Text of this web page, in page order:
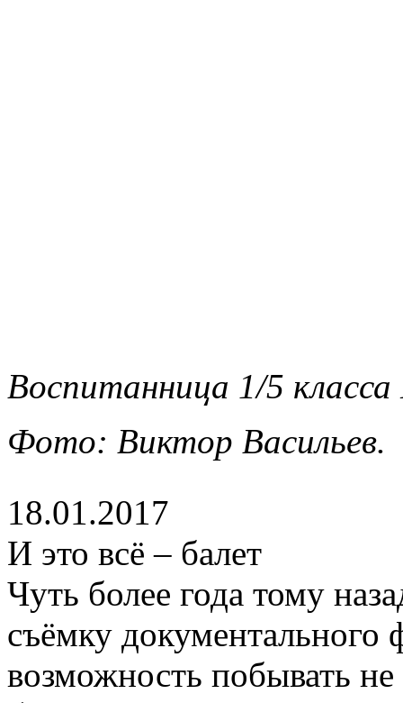
Воспитанница 1/5
Фото: Виктор Васильев.
18.01.2017
И это всё – балет
Чуть более года тому
съёмку документального
возможность побывать